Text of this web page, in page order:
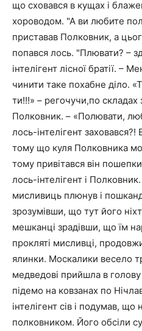
що сховався в кущах і
хороводом. "А ви любите
приставав Полковник, а
попався лось. "Плювати? –
інтелігент лісної братії. –
чинити таке похабне діло.
ти!!!» – регочучи,по складах
Полковник. – «Полювати,
лось-інтелігент заховався?!
тому що куля Полковника
тому привітався він
лось-інтелігент і
мисливиць плюнув і
зрозумівши, що тут його
мешканці зрадівши, що їм
прокляті мисливці,
ялинки. Москалики весело
медведові прийшла в
підемо на ковзанах по
інтелігент сів і подумав,
полковником. Його обсіли